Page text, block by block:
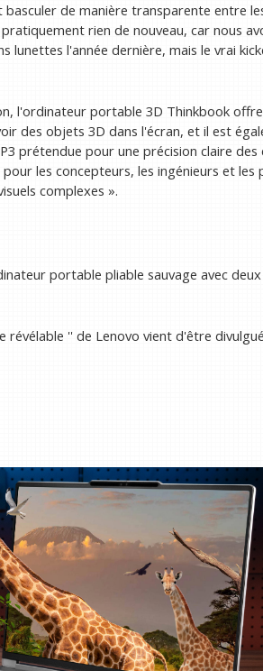
de manière transparente entre
rien de nouveau, car nous
lunettes l'année dernière, mais le vrai
l'ordinateur portable 3D Thinkbook
des objets 3D dans l'écran, et il est
prétendue pour une précision claire des
les concepteurs, les ingénieurs et les
complexes ».
portable pliable sauvage avec
'' de Lenovo vient d'être